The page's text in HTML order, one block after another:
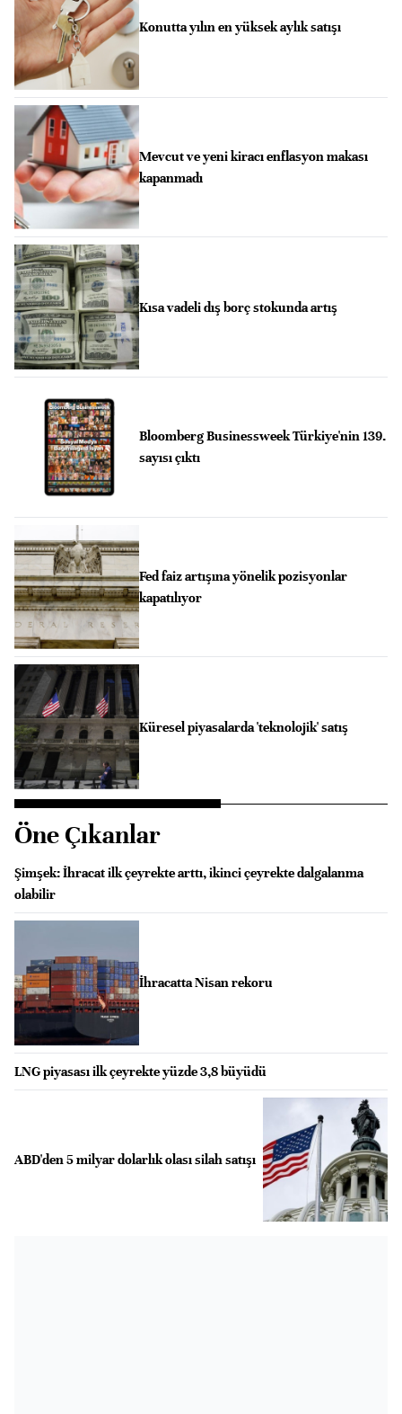
Konutta yılın en yüksek aylık satışı
Mevcut ve yeni kiracı enflasyon makası
kapanmadı
Kısa vadeli dış borç stokunda artış
Bloomberg Businessweek Türkiye'nin 139.
sayısı çıktı
Fed faiz artışına yönelik pozisyonlar
kapatılıyor
Küresel piyasalarda 'teknolojik' satış
Öne Çıkanlar
Şimşek: İhracat ilk çeyrekte arttı, ikinci çeyrekte dalgalanma
olabilir
İhracatta Nisan rekoru
LNG piyasası ilk çeyrekte yüzde 3,8 büyüdü
ABD'den 5 milyar dolarlık olası silah satışı